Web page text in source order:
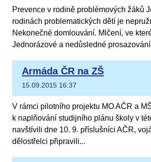
Prevence v rodině problémových žáků
rodinách problematických dětí je
Nekonečné domlouvání. Mlčení, ve
Jednorázové a nedůsledné
Armáda ČR na ZŠ
15.09.2015 16:37
V rámci pilotního projektu MO AČR a
k naplňování studijního plánu školy v
navštívili dne 10. 9. příslušníci AČR,
dělostřelci připravili...